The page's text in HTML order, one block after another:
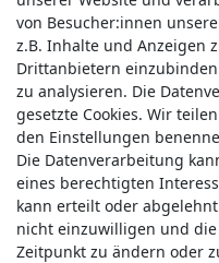
Service & Kontakt
Wünschen
von Besucher:innen
z.B. Inhalte und Anzeigen
Drittanbietern
zu analysieren. Die
gesetzte Cookies. Wir
den Einstellungen
Die Datenverarbeitung
eines berechtigten
kann erteilt oder
nicht einzuwilligen und
Zeitpunkt zu ändern oder
von Besucher:innen
z.B. Inhalte und Anzeigen
Drittanbietern
zu analysieren. Die
gesetzte Cookies. Wir
den Einstellungen
Die Datenverarbeitung
eines berechtigten
kann erteilt oder
nicht einzuwilligen und
Zeitpunkt zu ändern oder